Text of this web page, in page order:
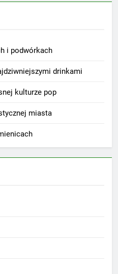
i podwórkach
drinkami
kulturze pop
miasta